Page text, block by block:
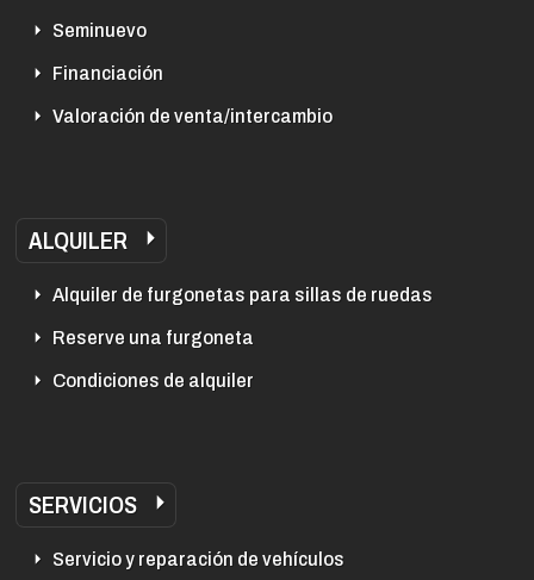
Seminuevo
Financiación
Valoración de venta/intercambio
ALQUILER
Alquiler de furgonetas para sillas de ruedas
Reserve una furgoneta
Condiciones de alquiler
SERVICIOS
Servicio y reparación de vehículos